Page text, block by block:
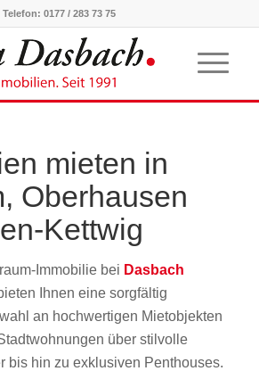
Telefon:0177 / 283 73 75
mieten in
Oberhausen
Kettwig
Immobilie bei Dasbach
Ihnen eine sorgfältig
an hochwertigen Mietobjekten
über stilvolle
bis hin zu exklusiven Penthouses.